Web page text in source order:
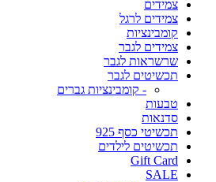
צמידים
צמידים לרגל
קומבינציות
צמידים לגבר
שרשראות לגבר
תכשיטים לגבר
- קומבינציות גברים
טבעות
סדנאות
תכשיטי כסף 925
תכשיטים לילדים
Gift Card
SALE